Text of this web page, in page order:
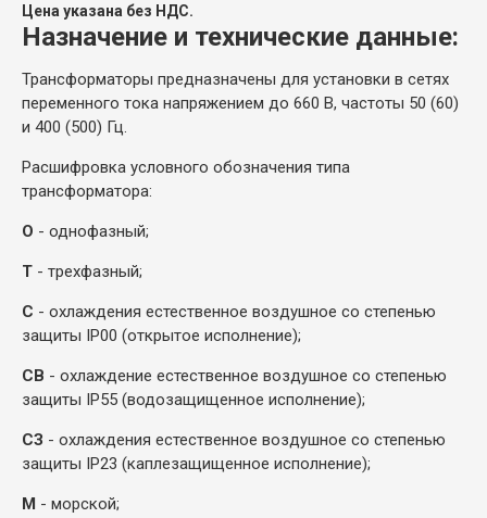
Цена указана без НДС.
Назначение и технические данные:
Трансформаторы предназначены для установки в сетях
переменного тока напряжением до 660 В, частоты 50 (60)
и 400 (500) Гц.
Расшифровка условного обозначения типа
трансформатора:
О - однофазный;
Т - трехфазный;
С - охлаждения естественное воздушное со степенью
защиты IP00 (открытое исполнение);
СВ - охлаждение естественное воздушное со степенью
защиты IP55 (водозащищенное исполнение);
СЗ - охлаждения естественное воздушное со степенью
защиты IP23 (каплезащищенное исполнение);
М - морской;